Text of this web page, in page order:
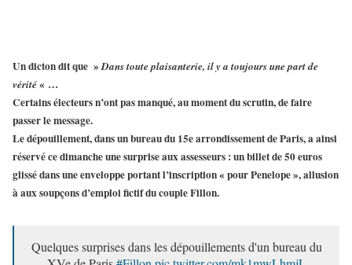
Un dicton dit que »Dans toute plaisanterie, il y a toujours une part de
vérité« …
Certains électeurs n’ont pas manqué, au moment du scrutin, de faire
passer le message.
Ledépouillement, dans un bureau du 15e arrondissement de Paris, a ainsi
réservé ce dimanche une surprise aux assesseurs : unbillet de 50 euros
glissé dans une enveloppe portant l’inscription « pour Penelope », allusion
à aux soupçons d’emploi fictifdu couple Fillon.
Quelques surprises dans les dépouillements d'un bureau du